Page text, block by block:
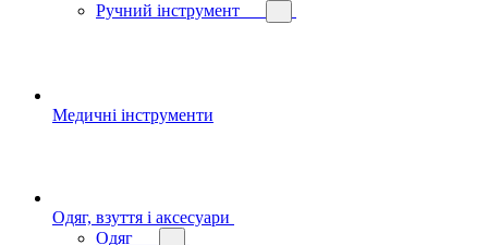
Ручний інструмент
Медичні інструменти
Одяг, взуття і аксесуари
Одяг